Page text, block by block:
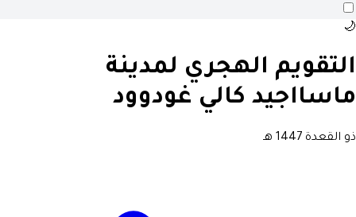
🌙
التقويم الهجري لمدينة
ماسااجيد كالي غودوود
ذو القعدة 1447 هـ